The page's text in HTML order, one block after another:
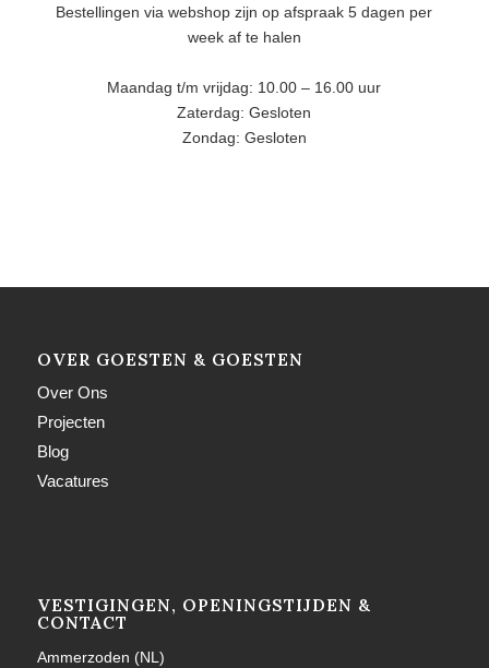
Bestellingen via webshop zijn op afspraak 5 dagen per
week af te halen
Maandag t/m vrijdag: 10.00 – 16.00 uur
Zaterdag: Gesloten
Zondag: Gesloten
OVER GOESTEN & GOESTEN
Over Ons
Projecten
Blog
Vacatures
VESTIGINGEN, OPENINGSTIJDEN &
CONTACT
Ammerzoden (NL)